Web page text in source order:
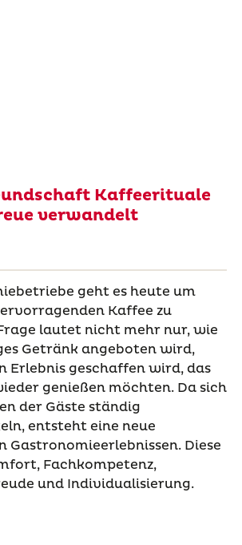
Kaffeerituale
verwandelt
geht es heute um
Kaffee zu
lautet nicht mehr nur, wie
Getränk angeboten wird,
Erlebnis geschaffen wird, das
genießen möchten. Da sich
der Gäste ständig
entsteht eine neue
Gastronomieerlebnissen. Diese
Fachkompetenz,
und Individualisierung.